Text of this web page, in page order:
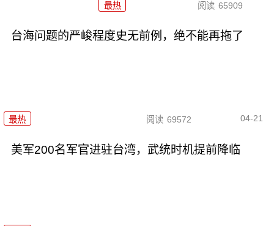
最热 阅读 65909
台海问题的严峻程度史无前例，绝不能再拖了
最热 阅读 69572 04-21
美军200名军官进驻台湾，武统时机提前降临